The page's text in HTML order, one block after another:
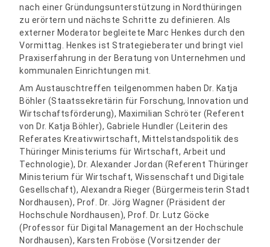
nach einer Gründungsunterstützung in Nordthüringen
zu erörtern und nächste Schritte zu definieren. Als
externer Moderator begleitete Marc Henkes durch den
Vormittag. Henkes ist Strategieberater und bringt viel
Praxiserfahrung in der Beratung von Unternehmen und
kommunalen Einrichtungen mit.
Am Austauschtreffen teilgenommen haben Dr. Katja
Böhler (Staatssekretärin für Forschung, Innovation und
Wirtschaftsförderung), Maximilian Schröter (Referent
von Dr. Katja Böhler), Gabriele Hundler (Leiterin des
Referates Kreativwirtschaft, Mittelstandspolitik des
Thüringer Ministeriums für Wirtschaft, Arbeit und
Technologie), Dr. Alexander Jordan (Referent Thüringer
Ministerium für Wirtschaft, Wissenschaft und Digitale
Gesellschaft), Alexandra Rieger (Bürgermeisterin Stadt
Nordhausen), Prof. Dr. Jörg Wagner (Präsident der
Hochschule Nordhausen), Prof. Dr. Lutz Göcke
(Professor für Digital Management an der Hochschule
Nordhausen), Karsten Froböse (Vorsitzender der